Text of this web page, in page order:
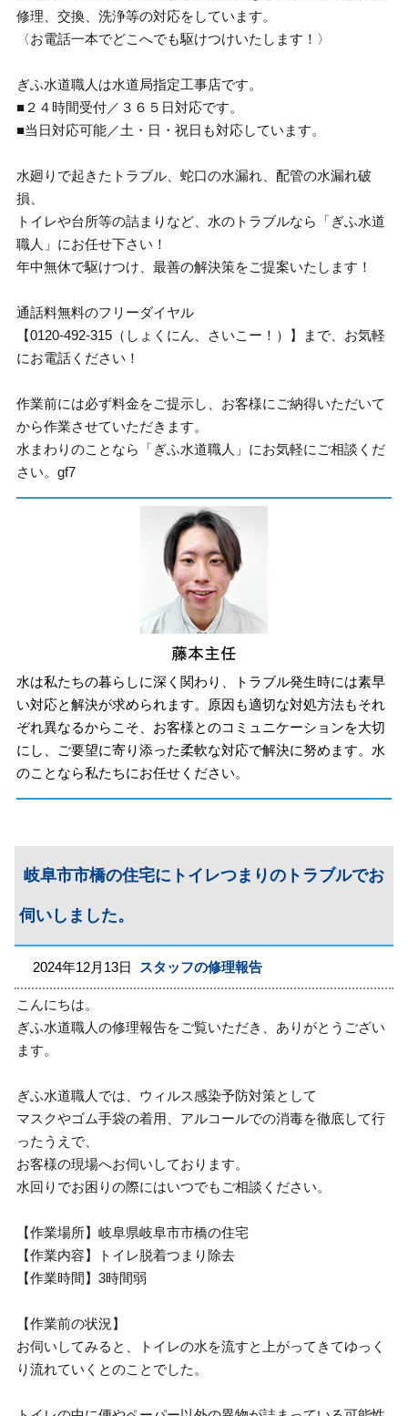
修理、交換、洗浄等の対応をしています。
〈お電話一本でどこへでも駆けつけいたします！〉
ぎふ水道職人は水道局指定工事店です。
■２４時間受付／３６５日対応です。
■当日対応可能／土・日・祝日も対応しています。
水廻りで起きたトラブル、蛇口の水漏れ、配管の水漏れ破
損、
トイレや台所等の詰まりなど、水のトラブルなら「ぎふ水道
職人」にお任せ下さい！
年中無休で駆けつけ、最善の解決策をご提案いたします！
通話料無料のフリーダイヤル
【0120-492-315（しょくにん、さいこー！）】まで、お気軽
にお電話ください！
作業前には必ず料金をご提示し、お客様にご納得いただいて
から作業させていただきます。
水まわりのことなら「ぎふ水道職人」にお気軽にご相談くだ
さい。gf7
水は私たちの暮らしに深く関わり、トラブル発生時には素早
い対応と解決が求められます。原因も適切な対処方法もそれ
ぞれ異なるからこそ、お客様とのコミュニケーションを大切
にし、ご要望に寄り添った柔軟な対応で解決に努めます。水
のことなら私たちにお任せください。
岐阜市市橋の住宅にトイレつまりのトラブルでお
伺いしました。
2024年12月13日 スタッフの修理報告
こんにちは。
ぎふ水道職人の修理報告をご覧いただき、ありがとうござい
ます。
ぎふ水道職人では、ウィルス感染予防対策として
マスクやゴム手袋の着用、アルコールでの消毒を徹底して行
ったうえで、
お客様の現場へお伺いしております。
水回りでお困りの際にはいつでもご相談ください。
【作業場所】岐阜県岐阜市市橋の住宅
【作業内容】トイレ脱着つまり除去
【作業時間】3時間弱
【作業前の状況】
お伺いしてみると、トイレの水を流すと上がってきてゆっく
り流れていくとのことでした。